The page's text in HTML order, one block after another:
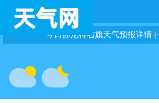
今日苏尼特右旗天气预报详情 (